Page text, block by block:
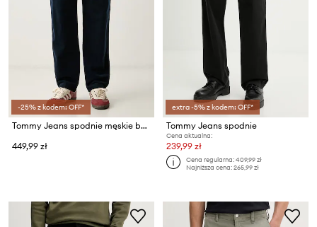
-25% z kodem: OFF*
Tommy Jeans spodnie męskie bawełniane
449,99 zł
extra -5% z kodem: OFF*
Tommy Jeans spodnie
Cena aktualna:
239,99 zł
Cena regularna:409,99 zł
Najniższa cena:265,99 zł